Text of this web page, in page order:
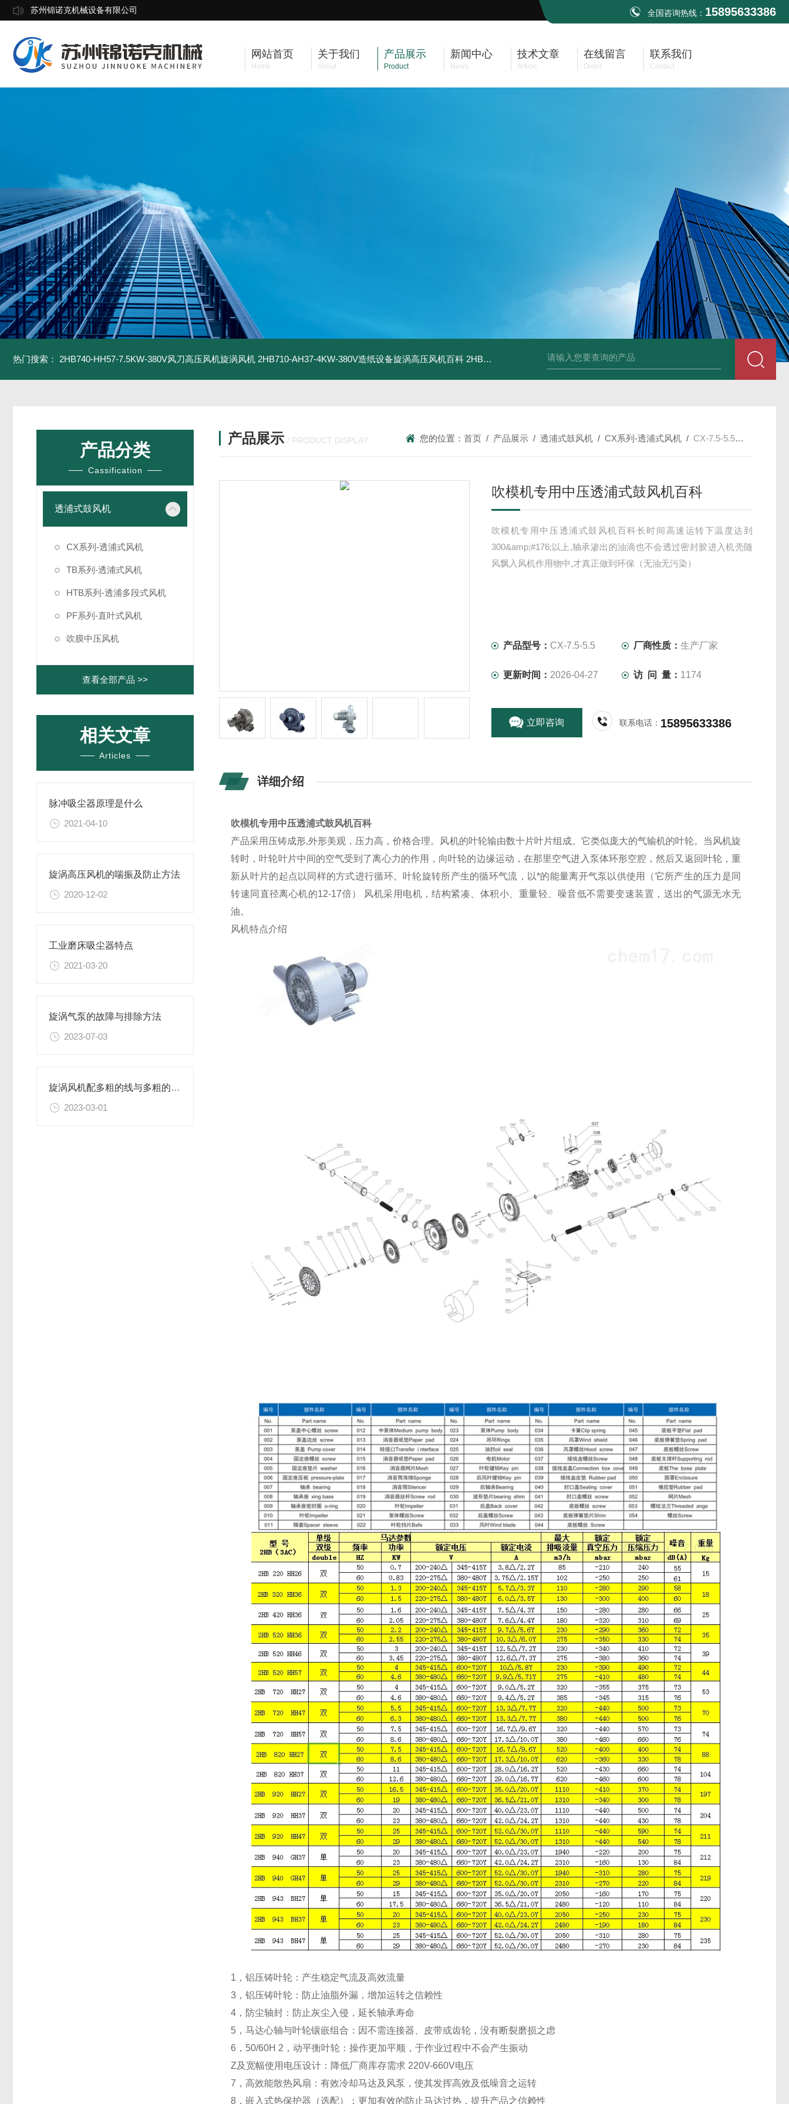
苏州锦诺克机械设备有限公司 全国咨询热线： 15895633386
网站首页
Home
关于我们
About
产品展示
Product
新闻中心
News
技术文章
Article
在线留言
Order
联系我们
Contact
热门搜索： 2HB740-HH57-7.5KW-380V风刀高压风机旋涡风机 2HB710-AH37-4KW-380V造纸设备旋涡高压风机百科 2HB820-HH27-7.5KW-380V强力吸尘高压风机旋涡风机 2HB930-AH07-8.5KW-
产品分类
Cassification
透浦式鼓风机
CX系列-透浦式风机
TB系列-透浦式风机
HTB系列-透浦多段式风机
PF系列-直叶式风机
吹膜中压风机
查看全部产品 >>
相关文章
Articles
脉冲吸尘器原理是什么
2021-04-10
旋涡高压风机的喘振及防止方法
2020-12-02
工业磨床吸尘器特点
2021-03-20
旋涡气泵的故障与排除方法
2023-07-03
旋涡风机配多粗的线与多粗的管道简析
2023-03-01
产品展示 / PRODUCT DISPLAY 您的位置：首页 / 产品展示 /透浦式鼓风机 /CX系列-透浦式风机 / CX-7.5-5.5吹模机专用中压透浦式鼓风机百科
吹模机专用中压透浦式鼓风机百科
吹模机专用中压透浦式鼓风机百科长时间高速运转下温度达到
300&amp;#176;以上,轴承渗出的油滴也不会透过密封胶进入机壳随
风飘入风机作用物中,才真正做到环保（无油无污染）
产品型号： CX-7.5-5.5 厂商性质：生产厂家
更新时间： 2026-04-27 访 问 量： 1174
立即咨询 联系电话： 15895633386
详细介绍
吹模机专用中压透浦式鼓风机百科
产品采用压铸成形,外形美观，压力高，价格合理。风机的叶轮输由数十片叶片组成。它类似庞大的气输机的叶轮。当 风机旋
转时，叶轮叶片中间的空气受到了离心力的作用，向叶轮的边缘运动，在那里空气进入泵体环形空腔，然后又返回叶轮，重
新从叶片的起点以同样的方式进行循环。叶轮旋转所产生的循环气流，以*的能量离开气泵以供使用（它所产生的压力是同
转速同直径离心机的12-17倍）
风机采用电机，结构紧凑、体积小、重量轻、噪音低不需要变速装置，送出的气源无水无
油。
风机特点介绍
1，铝压铸叶轮：产生稳定气流及高效流量
3，铝压铸叶轮：防止油脂外漏，增加运转之信赖性
4，防尘轴封：防止灰尘入侵，延长轴承寿命
5，马达心轴与叶轮镶嵌组合：因不需连接器、皮带或齿轮，没有断裂磨损之虑
6，50/60H 2，动平衡叶轮：操作更加平顺，于作业过程中不会产生振动
Z及宽幅使用电压设计：降低厂商库存需求 220V-660V电压
7，高效能散热风扇：有效冷却马达及风泵，使其发挥高效及低噪音之运转
8，嵌入式热保护器（选配）：更加有效的防止马达过热，提升产品之信赖性